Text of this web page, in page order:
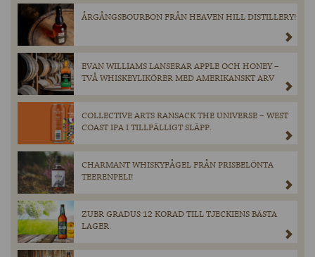
ÅRGÅNGSBOURBON FRÅN HEAVEN HILL DISTILLERY!
EVAN WILLIAMS LANSERAR APPLE OCH HONEY –
TVÅ WHISKEYLIKÖRER MED AMERIKANSKT ARV
COLLECTIVE ARTS RANSACK THE UNIVERSE – WEST
COAST IPA I TILLFÄLLIGT SLÄPP.
CHARMANT WHISKYFÅGEL FRÅN PRISBELÖNTA
TEERENPELI!
ZUBR GRADUS 12 KORAD TILL TJECKIENS BÄSTA
LAGER.